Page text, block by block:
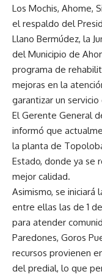
Los Mochis, Ahome,
el respaldo del
Llano Bermúdez, la
del Municipio de
programa de
mejoras en la
garantizar un
ElGerente General
informó que
la planta de
Estado, donde ya se
mejor calidad.
Asimismo, se iniciará
entre ellas las de 1 de
para atender
Paredones, Goros
recursos provienen
del predial, lo que